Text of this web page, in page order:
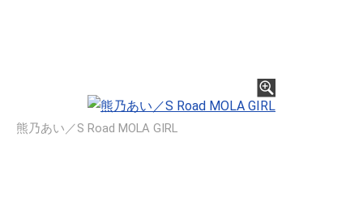
熊乃あい／S Road MOLA GIRL